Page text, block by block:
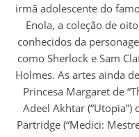
irmã adolescente do
Enola, a coleção de
conhecidos da
como Sherlock e Sam
Holmes. As artes ainda
Princesa Margaret de
Adeel Akhtar
Partridge (“Medici: